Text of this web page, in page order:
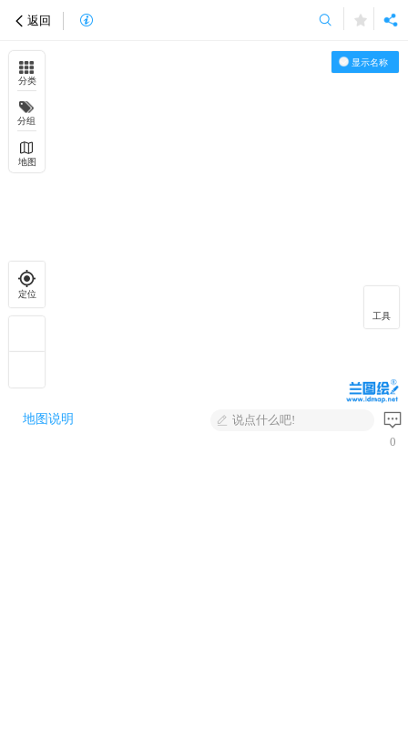
返回
地图说明
说点什么吧!
0
显示名称
分类
分组
地图
定位
工具